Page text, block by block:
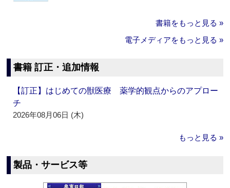
書籍をもっと見る »
電子メディアをもっと見る »
書籍 訂正・追加情報
【訂正】はじめての獣医療 薬学的観点からのアプロー
チ
2026年08月06日 (木)
もっと見る »
製品・サービス等